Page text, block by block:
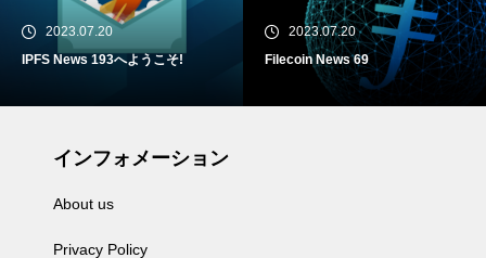
2023.07.20
IPFS News 193へようこそ!
2023.07.20
Filecoin News 69
インフォメーション
About us
Privacy Policy